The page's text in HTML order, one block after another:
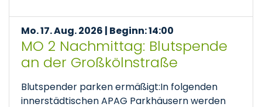
Mo. 17. Aug. 2026 | Beginn: 14:00
MO 2 Nachmittag: Blutspende
an der Großkölnstraße
Blutspender parken ermäßigt:In folgenden
innerstädtischen APAG Parkhäusern werden